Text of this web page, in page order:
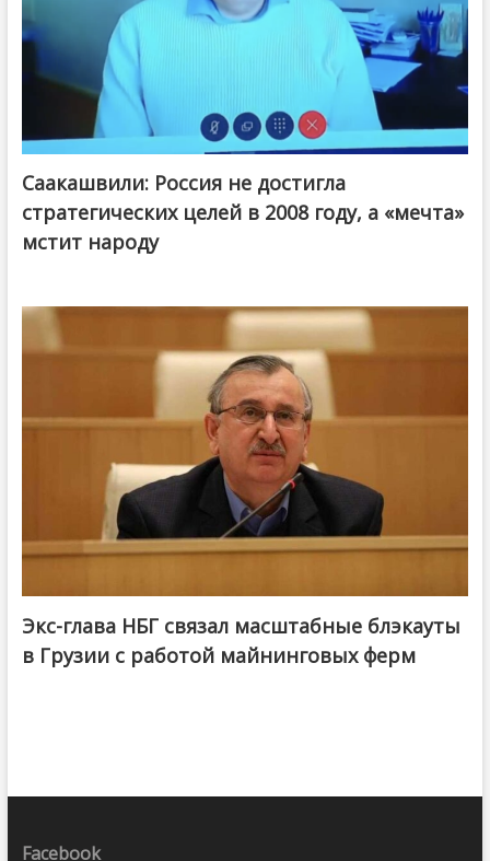
Саакашвили: Россия не достигла
стратегических целей в 2008 году, а «мечта»
мстит народу
Экс-глава НБГ связал масштабные блэкауты
в Грузии с работой майнинговых ферм
Facebook